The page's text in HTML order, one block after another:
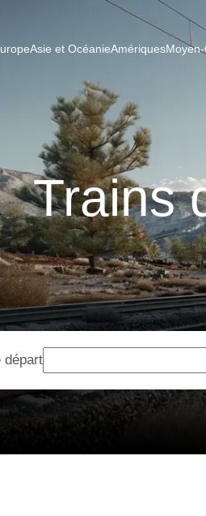
Asie et OcéanieAmériques
Trains
départ